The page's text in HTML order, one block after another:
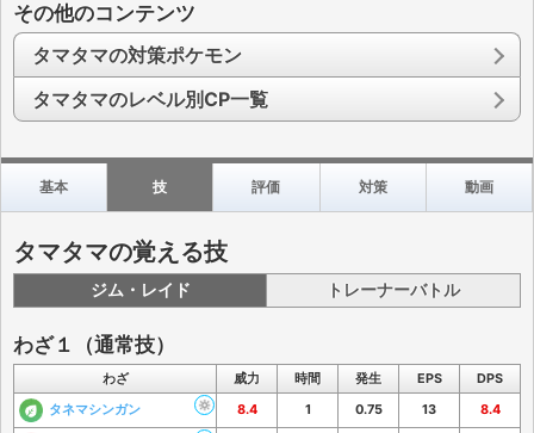
その他のコンテンツ
タマタマの対策ポケモン
タマタマのレベル別CP一覧
基本 技 評価 対策 動画
タマタマの覚える技
ジム・レイド トレーナーバトル
わざ１（通常技）
わざ 威力 時間 発生 EPS
DPS
タネマシンガン
8.4 1 0.75 13 8.4